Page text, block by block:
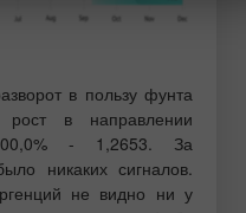
в пользу фунта
рост в направлении
200,0% - 1,2653. За
никаких сигналов.
не видно ни у